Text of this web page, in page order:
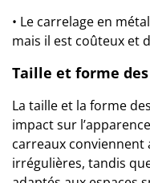
• Le carrelage en
mais il est coûteux et
Taille et forme
La taille et la forme
impact sur
carreaux conviennent
irrégulières, tandis